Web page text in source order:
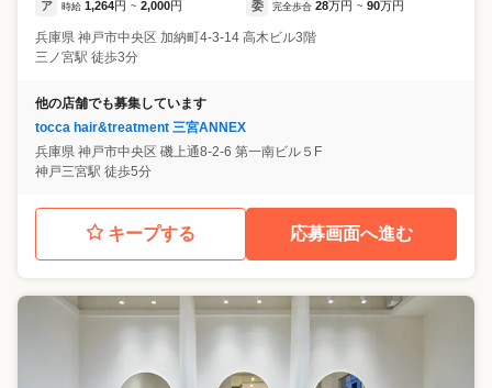
ア 時給 1,264円 ~ 2,000円 委 完全歩合 28万円 ~ 90万円
兵庫県 神戸市中央区 加納町4-3-14 高木ビル3階
三ノ宮駅 徒歩3分
他の店舗でも募集しています
tocca hair&treatment 三宮ANNEX
兵庫県 神戸市中央区 磯上通8-2-6 第一南ビル５F
神戸三宮駅 徒歩5分
キープする 応募画面へ進む